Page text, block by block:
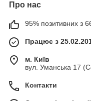
Про нас
95% позитивних з
Працює з
м. Київ
вул. Уманська 17
Контакти